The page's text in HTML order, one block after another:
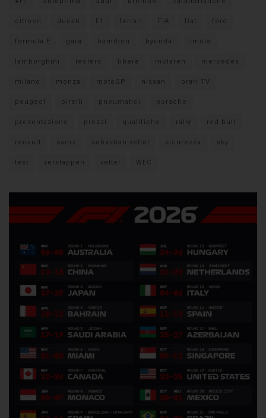
citroen ducati F1 ferrari FIA fiat ford
formula E gara hamilton hyundai imola
lamborghini leclerc libere mclaren mercedes
milano monza motoGP nissan orari TV
peugeot pirelli pneumatici porsche
presentazione prezzi qualifiche rally red bull
renault sainz sebastian vettel sicurezza sky
test verstappen vettel WEC